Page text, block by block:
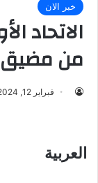
خبر الان
الاتحاد
من مضيق
فبراير 12, 2024
العربية